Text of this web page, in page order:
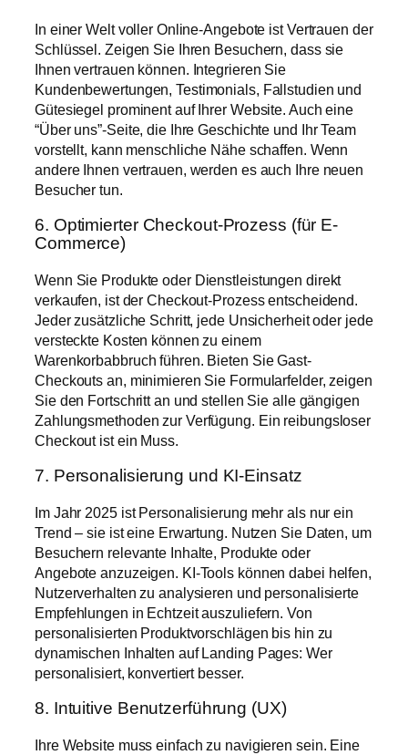
In einer Welt voller Online-Angebote ist Vertrauen der
Schlüssel. Zeigen Sie Ihren Besuchern, dass sie
Ihnen vertrauen können. Integrieren Sie
Kundenbewertungen, Testimonials, Fallstudien und
Gütesiegel prominent auf Ihrer Website. Auch eine
“Über uns”-Seite, die Ihre Geschichte und Ihr Team
vorstellt, kann menschliche Nähe schaffen. Wenn
andere Ihnen vertrauen, werden es auch Ihre neuen
Besucher tun.
6. Optimierter Checkout-Prozess (für E-
Commerce)
Wenn Sie Produkte oder Dienstleistungen direkt
verkaufen, ist der Checkout-Prozess entscheidend.
Jeder zusätzliche Schritt, jede Unsicherheit oder jede
versteckte Kosten können zu einem
Warenkorbabbruch führen. Bieten Sie Gast-
Checkouts an, minimieren Sie Formularfelder, zeigen
Sie den Fortschritt an und stellen Sie alle gängigen
Zahlungsmethoden zur Verfügung. Ein reibungsloser
Checkout ist ein Muss.
7. Personalisierung und KI-Einsatz
Im Jahr 2025 ist Personalisierung mehr als nur ein
Trend – sie ist eine Erwartung. Nutzen Sie Daten, um
Besuchern relevante Inhalte, Produkte oder
Angebote anzuzeigen. KI-Tools können dabei helfen,
Nutzerverhalten zu analysieren und personalisierte
Empfehlungen in Echtzeit auszuliefern. Von
personalisierten Produktvorschlägen bis hin zu
dynamischen Inhalten auf Landing Pages: Wer
personalisiert, konvertiert besser.
8. Intuitive Benutzerführung (UX)
Ihre Website muss einfach zu navigieren sein. Eine